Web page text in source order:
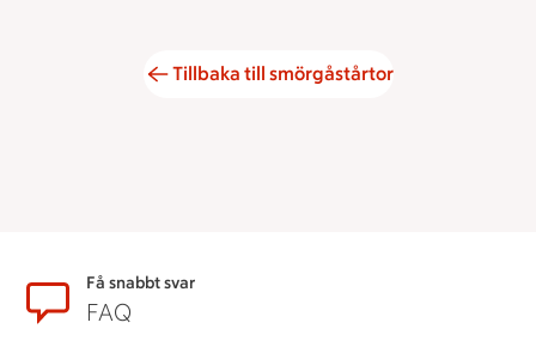
Tillbaka till smörgåstårtor
SidfotFå snabbt svar
FAQ